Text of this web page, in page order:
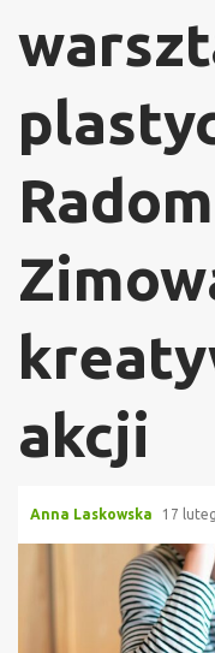
akcji
Anna Laskowska 17